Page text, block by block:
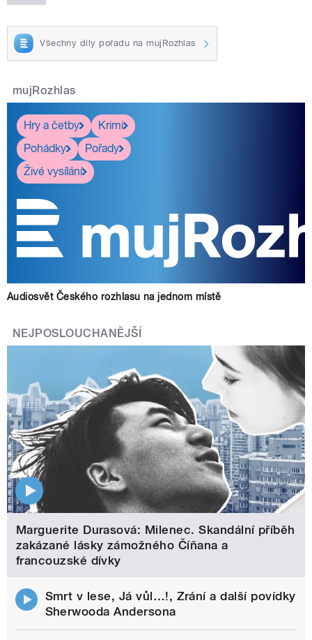
Všechny díly pořadu na mujRozhlas
mujRozhlas
Hry a četby
Krimi
Pohádky
Pořady
Živé vysílání
Audiosvět Českého rozhlasu na jednom místě
NEJPOSLOUCHANĚJŠÍ
Marguerite Durasová: Milenec. Skandální příběh
zakázané lásky zámožného Číňana a
francouzské dívky
Smrt v lese, Já vůl…!, Zrání a další povídky
Sherwooda Andersona